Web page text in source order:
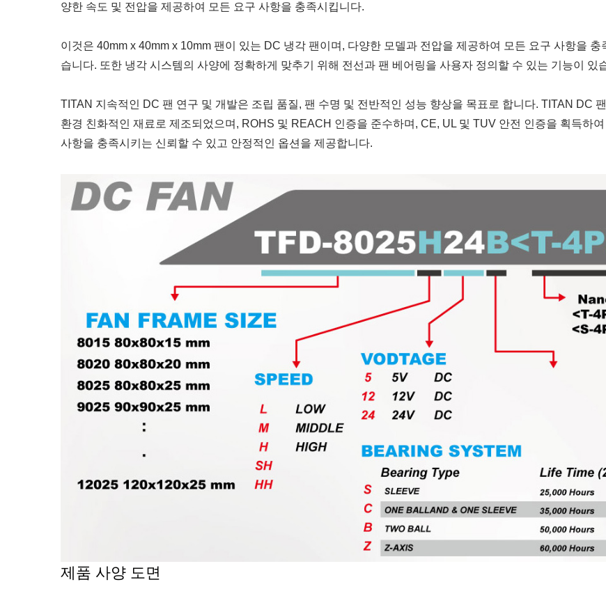
양한 속도 및 전압을 제공하여 모든 요구 사항을 충족시킵니다.
이것은 40mm x 40mm x 10mm 팬이 있는 DC 냉각 팬이며, 다양한 모델과 전압을 제공하여 모든 요구 사항을 충
습니다. 또한 냉각 시스템의 사양에 정확하게 맞추기 위해 전선과 팬 베어링을 사용자 정의할 수 있는 기능이 있
TITAN 지속적인 DC 팬 연구 및 개발은 조립 품질, 팬 수명 및 전반적인 성능 향상을 목표로 합니다. TITAN DC
환경 친화적인 재료로 제조되었으며, ROHS 및 REACH 인증을 준수하며, CE, UL 및 TUV 안전 인증을 획득하
사항을 충족시키는 신뢰할 수 있고 안정적인 옵션을 제공합니다.
제품 사양 도면
RV 냉장고 팬 IP55 방수 팬 RV 냉장고